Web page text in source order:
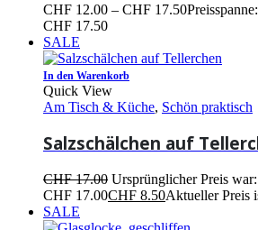
CHF 12.00 – CHF 17.50
CHF 17.50
SALE
In den Warenkorb
Quick View
Am Tisch & Küche, Schön praktisch
Salzschälchen auf
CHF17.00 Ursprünglicher Preis war:
CHF 17.00CHF 8.50Aktueller Preis
SALE